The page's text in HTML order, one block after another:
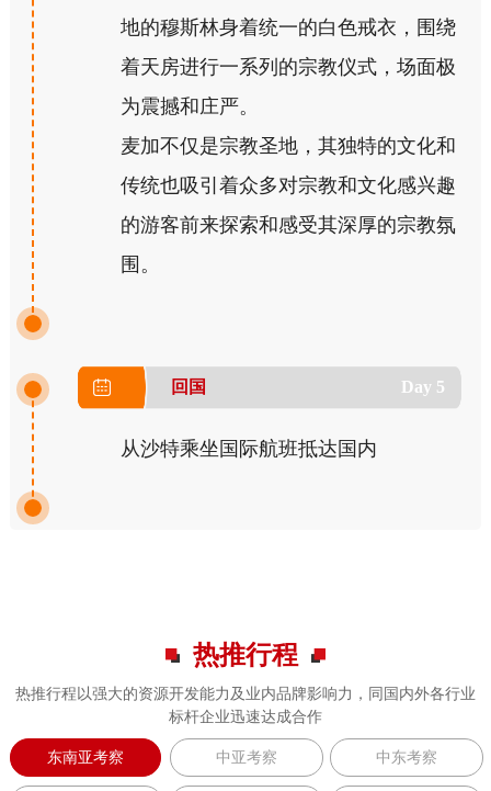
地的穆斯林身着统一的白色戒衣，围绕
着天房进行一系列的宗教仪式，场面极
为震撼和庄严。
麦加不仅是宗教圣地，其独特的文化和
传统也吸引着众多对宗教和文化感兴趣
的游客前来探索和感受其深厚的宗教氛
围。
Day 5
回国
从沙特乘坐国际航班抵达国内
热推行程
热推行程以强大的资源开发能力及业内品牌影响力，同国内外各行业
标杆企业迅速达成合作
东南亚考察 中亚考察 中东考察